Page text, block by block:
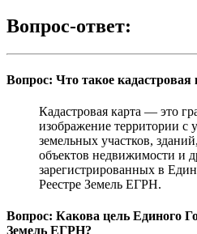
Вопрос-ответ:
Вопрос: Что такое кадастровая
Кадастровая карта — это
изображение территории с
земельных участков,
объектов недвижимости и
зарегистрированных в
Реестре Земель ЕГРН.
Вопрос: Какова цель Единого
Земель ЕГРН?